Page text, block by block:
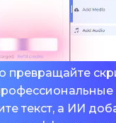
превращайте
текст, а ИИ